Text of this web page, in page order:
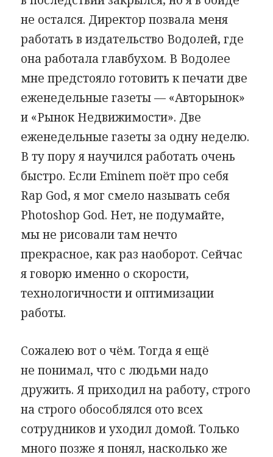
не остался. Директор позвала меня
работать в издательство Водолей, где
она работала главбухом. В Водолее
мне предстояло готовить к печати две
еженедельные газеты — «Авторынок»
и «Рынок Недвижимости». Две
еженедельные газеты за одну неделю.
В ту пору я научился работать очень
быстро. Если Eminem поёт про себя
Rap God, я мог смело называть себя
Photoshop God. Нет, не подумайте,
мы не рисовали там нечто
прекрасное, как раз наоборот. Сейчас
я говорю именно о скорости,
технологичности и оптимизации
работы.
Сожалею вот о чём. Тогда я ещё
не понимал, что с людьми надо
дружить. Я приходил на работу, строго
на строго обособлялся ото всех
сотрудников и уходил домой. Только
много позже я понял, насколько же